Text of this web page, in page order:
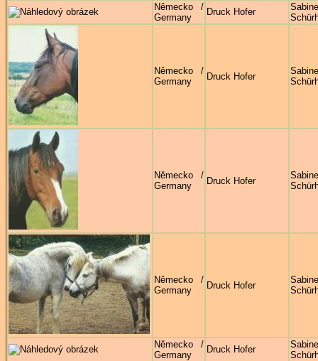
Německo /
Germany
Druck Hofer
Sabine
Německo /
Germany
Druck Hofer
Sabine
Německo /
Germany
Druck Hofer
Sabine
Německo /
Germany
Druck Hofer
Sabine
Německo /
Germany
Druck Hofer
Sabine